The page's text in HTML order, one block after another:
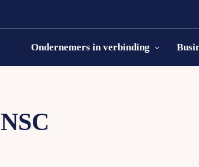
Ondernemers in verbinding
NSC